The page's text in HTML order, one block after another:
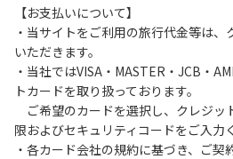
たします。
8.施設内外で騒ぎたてることは固く
す。
【お支払いについて】
・当サイトをご利用の旅行代金等は
いただきます。
・当社ではVISA・MASTER・JCB・
トカードを取り扱っております。
ご希望のカードを選択し、クレジッ
限およびセキュリティコードをご入力
・各カード会社の規約に基づき、ご